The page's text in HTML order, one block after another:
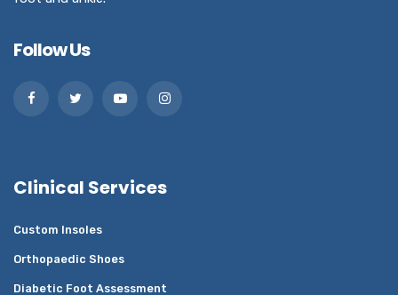
Follow Us
Clinical Services
Custom Insoles
Orthopaedic Shoes
Diabetic Foot Assessment